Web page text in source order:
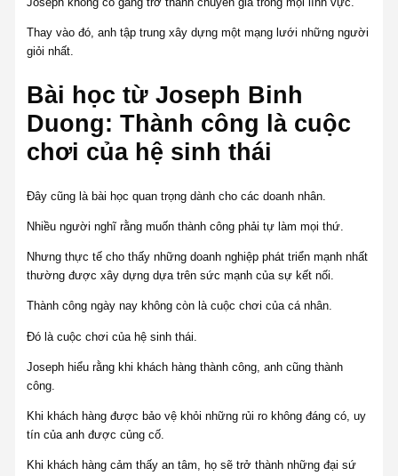
Thay vào đó, anh tập trung xây dựng một mạng lưới những người
giỏi nhất.
Bài học từ Joseph Binh
Duong: Thành công là cuộc
chơi của hệ sinh thái
Đây cũng là bài học quan trọng dành cho các doanh nhân.
Nhiều người nghĩ rằng muốn thành công phải tự làm mọi thứ.
Nhưng thực tế cho thấy những doanh nghiệp phát triển mạnh nhất
thường được xây dựng dựa trên sức mạnh của sự kết nối.
Thành công ngày nay không còn là cuộc chơi của cá nhân.
Đó là cuộc chơi của hệ sinh thái.
Joseph hiểu rằng khi khách hàng thành công, anh cũng thành
công.
Khi khách hàng được bảo vệ khỏi những rủi ro không đáng có, uy
tín của anh được củng cố.
Khi khách hàng cảm thấy an tâm, họ sẽ trở thành những đại sứ